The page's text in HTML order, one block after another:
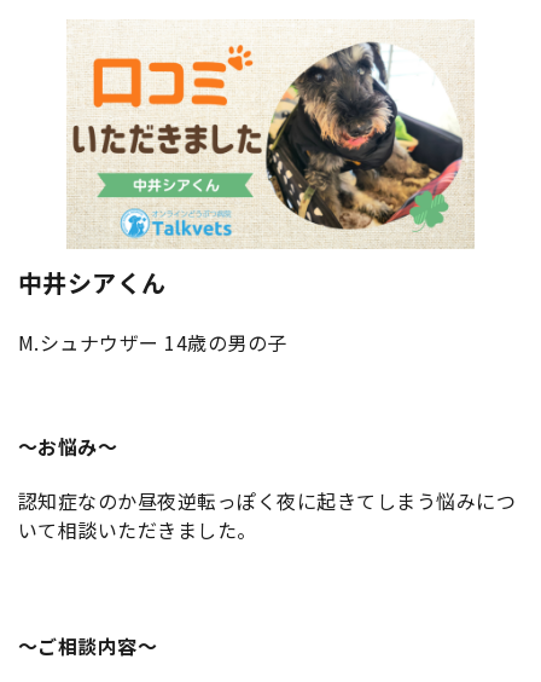
中井シアくん
M.シュナウザー 14歳の男の子
〜お悩み〜
認知症なのか昼夜逆転っぽく夜に起きてしまう悩みにつ
いて相談いただきました。
〜ご相談内容〜